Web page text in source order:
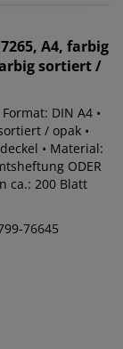
A4, farbig
sortiert /
DIN A4 •
/ opak •
• Material:
ODER
ca.: 200 Blatt
76645